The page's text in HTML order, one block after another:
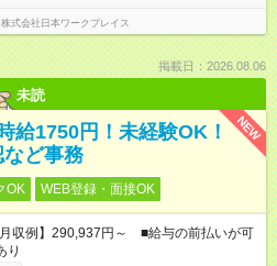
株式会社日本ワークプレイス
掲載日：2026.08.06
未読
NEW
給1750円！未経験OK！
ど事務
OK WEB登録・面接OK
収例】290,937円～ ■給与の前払いが可
り